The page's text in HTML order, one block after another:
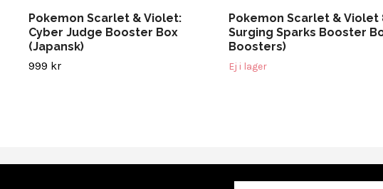
Pokemon Scarlet & Violet:
Cyber Judge Booster Box
(Japansk)
999 kr
Pokemon Scarlet & Violet
Surging Sparks Booster
Boosters)
Ej i lager